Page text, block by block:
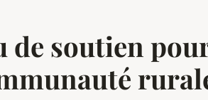
soutien